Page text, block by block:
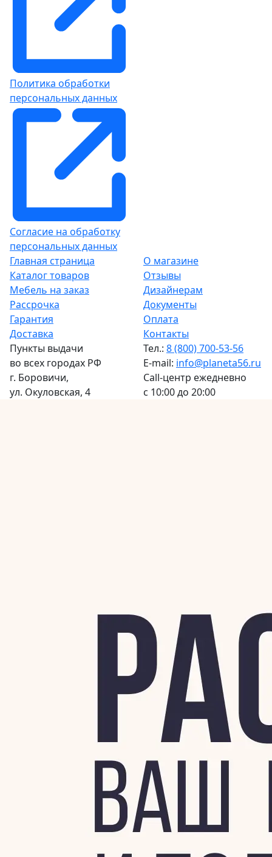
Политика обработки
персональных данных
Согласие на обработку
персональных данных
Главная страница
Каталог товаров
Мебель на заказ
Рассрочка
Гарантия
О магазине
Отзывы
Дизайнерам
Документы
Оплата
Доставка
Пункты выдачи
во всех городах РФ
г. Боровичи,
ул. Окуловская, 4
Контакты
Тел.: 8 (800) 700-53-56
E-mail: info@planeta56.ru
Call-центр ежедневно
с 10:00 до 20:00